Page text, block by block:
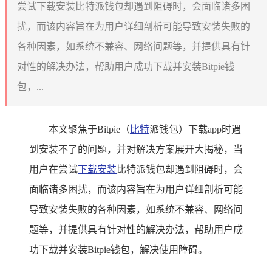
尝试下载安装比特派钱包却遇到阻碍时，会面临诸多困
扰，而该内容旨在为用户详细剖析可能导致安装失败的
各种因素，如系统不兼容、网络问题等，并提供具有针
对性的解决办法，帮助用户成功下载并安装Bitpie钱
包，...
本文聚焦于Bitpie（ 比特派钱包）下载app时遇
到安装不了的问题，并对解决方案展开大揭秘，当
用户在尝试下载安装比特派钱包却遇到阻碍时，会
面临诸多困扰，而该内容旨在为用户详细剖析可能
导致安装失败的各种因素，如系统不兼容、网络问
题等，并提供具有针对性的解决办法，帮助用户成
功下载并安装Bitpie钱包，解决使用障碍。